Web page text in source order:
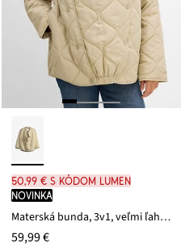
50,99 € s kódom LUMEN
novinka
Materská bunda, 3v1, veľmi ľahká, prešívaná s časťou na nosenie
59,99 €